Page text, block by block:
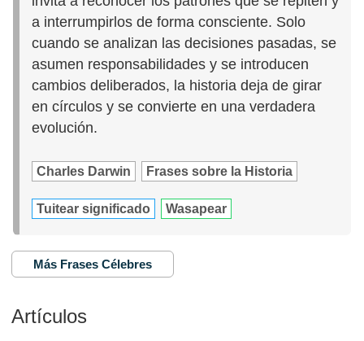
a interrumpirlos de forma consciente. Solo
cuando se analizan las decisiones pasadas, se
asumen responsabilidades y se introducen
cambios deliberados, la historia deja de girar
en círculos y se convierte en una verdadera
evolución.
Charles Darwin Frases sobre la Historia
Tuitear significado Wasapear
Más Frases Célebres
Artículos